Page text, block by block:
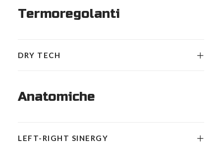
Termoregolanti
DRY TECH
Anatomiche
LEFT-RIGHT SINERGY